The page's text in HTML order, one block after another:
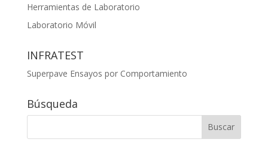
Herramientas de Laboratorio
Laboratorio Móvil
INFRATEST
Superpave Ensayos por Comportamiento
Búsqueda